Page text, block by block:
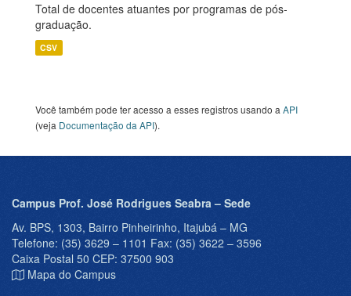
Total de docentes atuantes por programas de pós-
graduação.
CSV
Você também pode ter acesso a esses registros usando a API
(veja Documentação da API).
Campus Prof. José Rodrigues Seabra – Sede
Av. BPS, 1303, Bairro Pinheirinho, Itajubá – MG
Telefone: (35) 3629 – 1101 Fax: (35) 3622 – 3596
Caixa Postal 50 CEP: 37500 903
Mapa do Campus